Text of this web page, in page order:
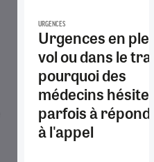
URGENCES
Urgences en
vol ou dans le
pourquoi des
médecins
parfois à
à l'appel